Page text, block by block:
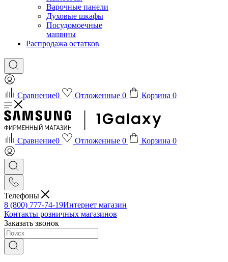
Варочные панели
Духовые шкафы
Посудомоечные
машины
Распродажа остатков
Сравнение0 Отложенные 0 Корзина 0
Сравнение0 Отложенные 0 Корзина 0
Телефоны
8 (800) 777-74-19Интернет магазин
Контакты розничных магазинов
Заказать звонок